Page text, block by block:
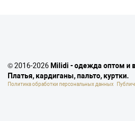
© 2016-2026 Milidi - одежда оптом и
Платья, кардиганы, пальто, куртки.
Политика обработки персональных данных